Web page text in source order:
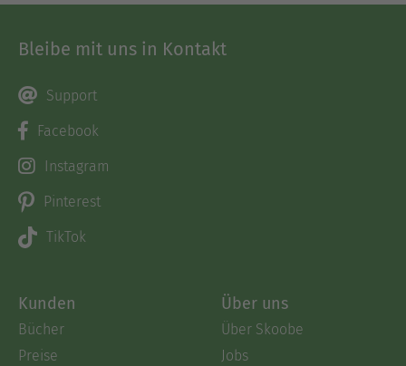
Bleibe mit uns in Kontakt
Support
Facebook
Instagram
Pinterest
TikTok
Kunden
Bücher
Preise
Über uns
Über Skoobe
Jobs